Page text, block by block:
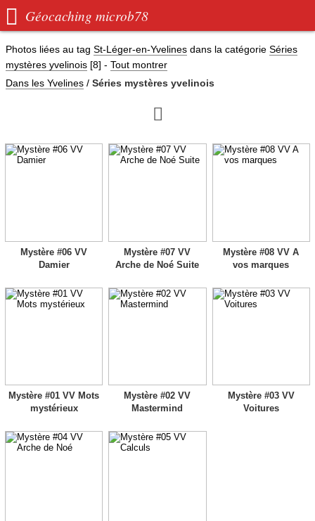
 Géocaching microb78
Photos liées au tag St-Léger-en-Yvelines dans la catégorie Séries
mystères yvelinois [8] - Tout montrer
Dans les Yvelines / Séries mystères yvelinois

Mystère #06 VV
Damier
Mystère #07 VV
Arche de Noé Suite
Mystère #08 VV A
vos marques
Mystère #01 VV Mots
mystérieux
Mystère #02 VV
Mastermind
Mystère #03 VV
Voitures